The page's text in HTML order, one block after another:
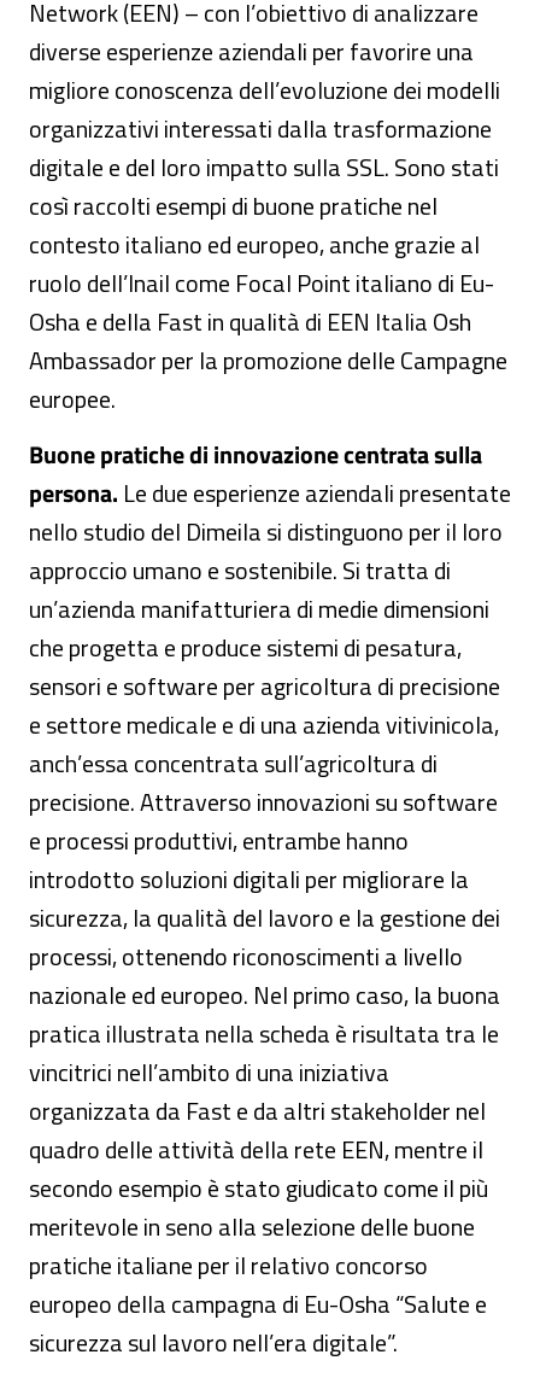
Network (EEN) – con l’obiettivo di analizzare
diverse esperienze aziendali per favorire una
migliore conoscenza dell’evoluzione dei modelli
organizzativi interessati dalla trasformazione
digitale e del loro impatto sulla SSL. Sono stati
così raccolti esempi di buone pratiche nel
contesto italiano ed europeo, anche grazie al
ruolo dell’Inail come Focal Point italiano di Eu-
Osha e della Fast in qualità di EEN Italia Osh
Ambassador per la promozione delle Campagne
europee.
Buone pratiche di innovazione centrata sulla
persona. Le due esperienze aziendali presentate
nello studio del Dimeila si distinguono per il loro
approccio umano e sostenibile. Si tratta di
un’azienda manifatturiera di medie dimensioni
che progetta e produce sistemi di pesatura,
sensori e software per agricoltura di precisione
e settore medicale e di una azienda vitivinicola,
anch’essa concentrata sull’agricoltura di
precisione. Attraverso innovazioni su software
e processi produttivi, entrambe hanno
introdotto soluzioni digitali per migliorare la
sicurezza, la qualità del lavoro e la gestione dei
processi, ottenendo riconoscimenti a livello
nazionale ed europeo. Nel primo caso, la buona
pratica illustrata nella scheda è risultata tra le
vincitrici nell’ambito di una iniziativa
organizzata da Fast e da altri stakeholder nel
quadro delle attività della rete EEN, mentre il
secondo esempio è stato giudicato come il più
meritevole in seno alla selezione delle buone
pratiche italiane per il relativo concorso
europeo della campagna di Eu-Osha “Salute e
sicurezza sul lavoro nell’era digitale”.